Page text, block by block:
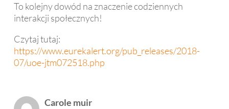
To kolejny dowód na znaczenie codziennych
interakcji społecznych!
Czytaj tutaj:
https://www.eurekalert.org/pub_releases/2018-
07/uoe-jtm072518.php
Carole muir